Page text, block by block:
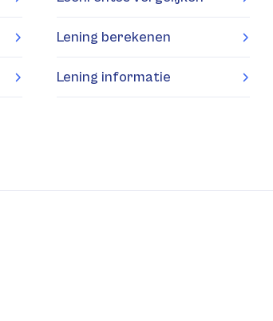
Lening berekenen
Lening informatie